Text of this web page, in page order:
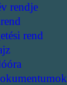
rendje
rend